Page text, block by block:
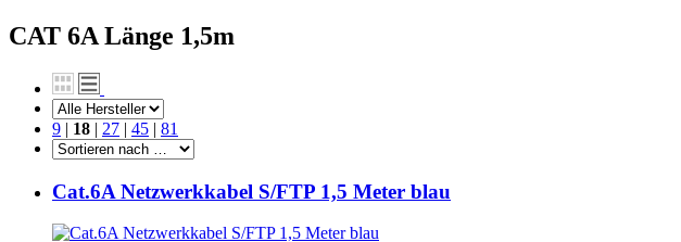
CAT 6A Länge 1,5m
9 | 18 | 27 | 45 | 81
Cat.6A Netzwerkkabel S/FTP 1,5 Meter blau